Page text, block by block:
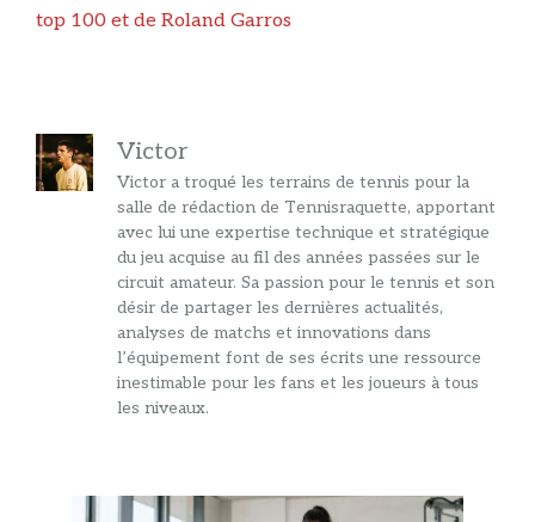
top 100 et de Roland Garros
Victor
Victor a troqué les terrains de tennis pour la
salle de rédaction de Tennisraquette, apportant
avec lui une expertise technique et stratégique
du jeu acquise au fil des années passées sur le
circuit amateur. Sa passion pour le tennis et son
désir de partager les dernières actualités,
analyses de matchs et innovations dans
l’équipement font de ses écrits une ressource
inestimable pour les fans et les joueurs à tous
les niveaux.